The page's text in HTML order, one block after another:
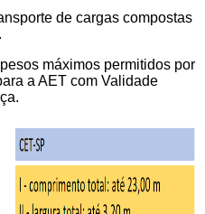
de cargas compostas
máximos permitidos por
a AET com Validade